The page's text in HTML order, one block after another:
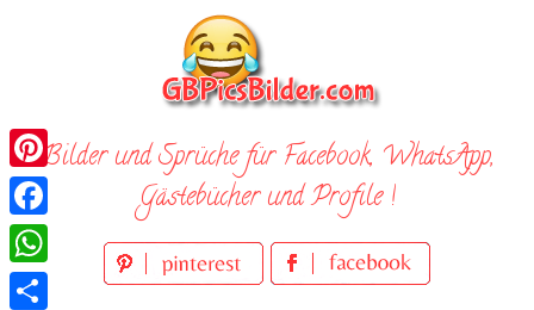
Bilder und Sprüche für Facebook, WhatsApp,
Gästebücher und Profile !
Pinterest
Facebook
WhatsApp